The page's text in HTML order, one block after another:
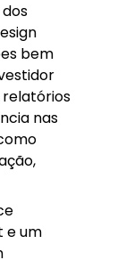
bem
nas
e um